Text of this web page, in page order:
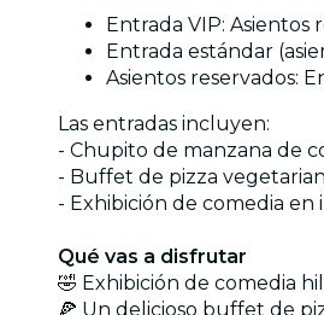
Entrada VIP: Asientos
Entrada estándar
Asientos reservados:
Las entradas incluyen:
- Chupito de manzana de
- Buffet de pizza
- Exhibición de comedia en
Qué vas a disfrutar
🤣 Exhibición de comedia
🍕 Un delicioso buffet de